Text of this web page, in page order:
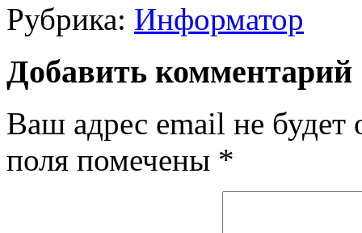
Рубрика: Информатор
Добавить комментарий
Ваш адрес email не будет
поля помечены *